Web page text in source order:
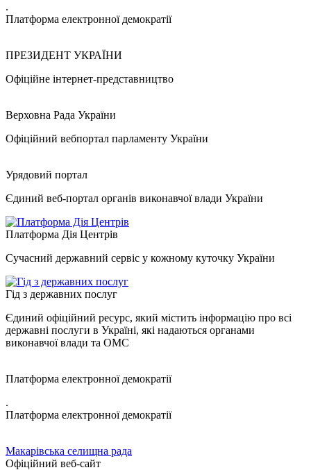
.
Платформа електронної демократії
ПРЕЗИДЕНТ УКРАЇНИ
Офіційне інтернет-представництво
Верховна Рада України
Офіційний вебпортал парламенту України
Урядовий портал
Єдиний веб-портал органів виконавчої влади України
Платформа Дія Центрів
Сучасний державний сервіс у кожному куточку України
Гід з державних послуг
Єдиний офіційний ресурс, який містить інформацію про всі
державні послуги в Україні, які надаються органами
виконавчої влади та ОМС
Платформа електронної демократії
.
Платформа електронної демократії
Макарівська селищна рада
Офіційний веб-сайт